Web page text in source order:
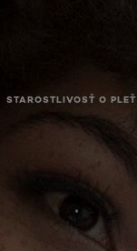
STAROSTLIVOSŤ O PLEŤ